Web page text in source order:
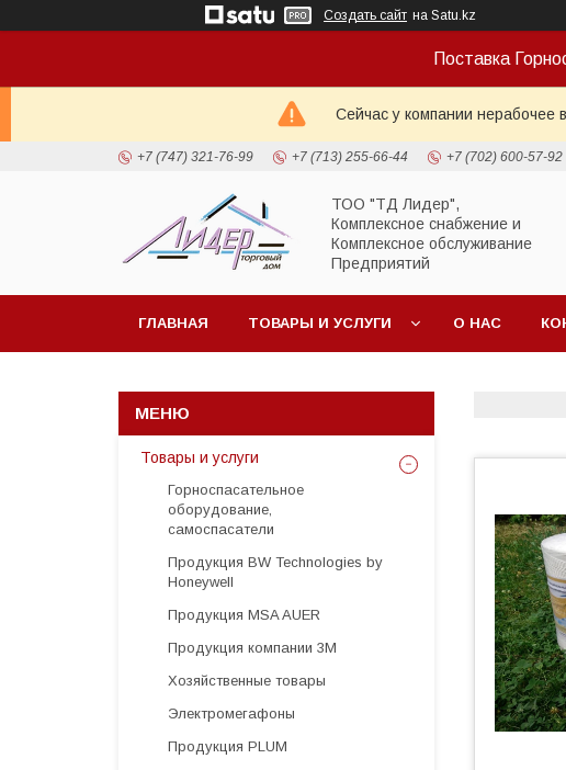
Создать сайт на Satu.kz
Поставка
Сейчас у компании нерабочее
+7 (747) 321-76-99 +7 (713) 255-66-44 +7 (702) 600-57-92
ТОО "ТД Лидер",
Комплексное снабжение и
Комплексное обслуживание
Предприятий
ГЛАВНАЯ ТОВАРЫ И УСЛУГИ О НАС
Товары и услуги
Горноспасательное
оборудование,
самоспасатели
Продукция BW Technologies by
Honeywell
Продукция MSA AUER
Продукция компании 3М
Хозяйственные товары
Электромегафоны
Продукция PLUM